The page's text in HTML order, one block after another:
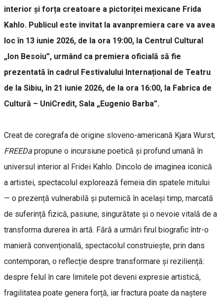
interior și forța creatoare a pictoriței mexicane Frida
Kahlo. Publicul este invitat la avanpremiera care va avea
loc în 13 iunie 2026, de la ora 19:00, la Centrul Cultural
„Ion Besoiu”, urmând ca premiera oficială să fie
prezentată în cadrul Festivalului Internațional de Teatru
de la Sibiu, în 21 iunie 2026, de la ora 16:00, la Fabrica de
Cultură – UniCredit, Sala „Eugenio Barba”.
Creat de coregrafa de origine sloveno-americană Kjara Wurst,
FREEDa propune o incursiune poetică și profund umană în
universul interior al Fridei Kahlo. Dincolo de imaginea iconică
a artistei, spectacolul explorează femeia din spatele mitului
— o prezență vulnerabilă și puternică în același timp, marcată
de suferință fizică, pasiune, singurătate și o nevoie vitală de a
transforma durerea în artă. Fără a urmări firul biografic într-o
manieră convențională, spectacolul construiește, prin dans
contemporan, o reflecție despre transformare și reziliență:
despre felul în care limitele pot deveni expresie artistică,
fragilitatea poate genera forță, iar fractura poate da naștere